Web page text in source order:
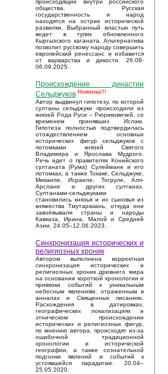
происходящие внутри российского
общества. Русская
государственность и народ
находятся на острие исторической
развилки. Выбранный властью путь
ведет в тупик обновленного
Кыргызского каганата. Альтернатива
позволит русскому народу совершить
европейский ренессанс и избавится
от варварства и дикости. 26.08-
06.09.2025.
Происхождение династии
Сельджуков Новинка!!!
Автор выдвинул гипотезу, по которой
султаны сельджуки происходили из
князей Рода Руси – Рюриковичей, со
временем принявших Ислам.
Гипотеза полностью подтвердилась
отождествлением основных
исторических фигур сельджуков с
потомками князей Святого
Владимира и Ярослава Мудрого.
Речь идет о правителях Конийского
султаната (Рума) Сулеймане и его
потомках, а также Токаке, Сельджуке,
Микаиле, Исраиле, Тогруле, Алп-
Арслане и других султанах.
Султанами-сельджуками
становились князья и их сыновья из
княжества Тмутаракань, откуда они
завоёвывали страны и народы
Кавказа, Ирана, Малой и Средней
Азии. 24.05–12.06.2023.
Синхронизация исторических и
религиозных хроник
Автором выполнена корректная
синхронизация исторических и
религиозных хроник древнего мира
на основании короткой хронологии и
привязки событий к уникальным
небесным явлениям, отраженным в
анналах и Священных писаниях.
Расхождения в датировках,
географических локализациях и
этническом происхождении
исторических и религиозных фигур,
по мнению автора, происходят из-за
ошибочной традиционной
хронологии и исторической
географии, а также сознательной
подгонки явлений и событий к
устоявшейся парадигме. 20.04–
25.05.2020.